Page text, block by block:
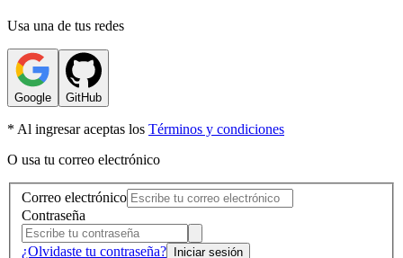
Usa una de tus redes
Google GitHub
* Al ingresar aceptas los Términos y condiciones
O usa tu correo electrónico
Correo electrónico
Contraseña
¿Olvidaste tu contraseña? Iniciar sesión